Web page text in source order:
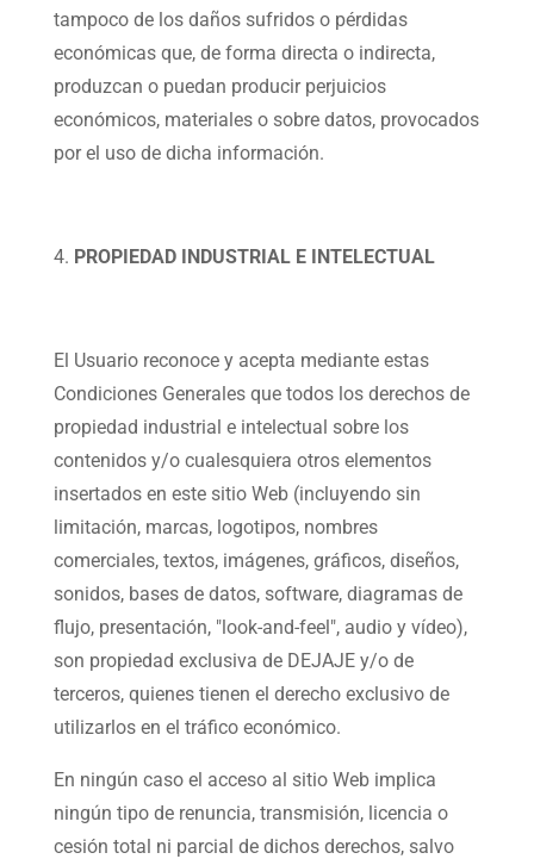
tampoco de los daños sufridos o pérdidas
económicas que, de forma directa o indirecta,
produzcan o puedan producir perjuicios
económicos, materiales o sobre datos, provocados
por el uso de dicha información.
PROPIEDAD INDUSTRIAL E INTELECTUAL
El Usuario reconoce y acepta mediante estas
Condiciones Generales que todos los derechos de
propiedad industrial e intelectual sobre los
contenidos y/o cualesquiera otros elementos
insertados en este sitio Web (incluyendo sin
limitación, marcas, logotipos, nombres
comerciales, textos, imágenes, gráficos, diseños,
sonidos, bases de datos, software, diagramas de
flujo, presentación, "look-and-feel", audio y vídeo),
son propiedad exclusiva de DEJAJE y/o de
terceros, quienes tienen el derecho exclusivo de
utilizarlos en el tráfico económico.
En ningún caso el acceso al sitio Web implica
ningún tipo de renuncia, transmisión, licencia o
cesión total ni parcial de dichos derechos, salvo